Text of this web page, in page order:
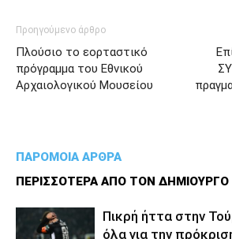
Προηγούμενο άρθρο
Πλούσιο το εορταστικό
πρόγραμμα του Εθνικού
Αρχαιολογικού Μουσείου
ΠΑΡΟΜΟΙΑ ΑΡΘΡΑ
ΠΕΡΙΣΣΟΤΕΡΑ ΑΠΟ ΤΟΝ ΔΗΜΙΟΥΡΓΟ
Πικρή ήττα στην
όλα για την